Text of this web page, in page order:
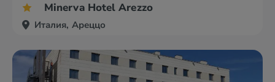
Minerva Hotel Arezzo
Италия, Ареццо